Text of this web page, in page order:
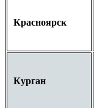
Красноярск
Курган